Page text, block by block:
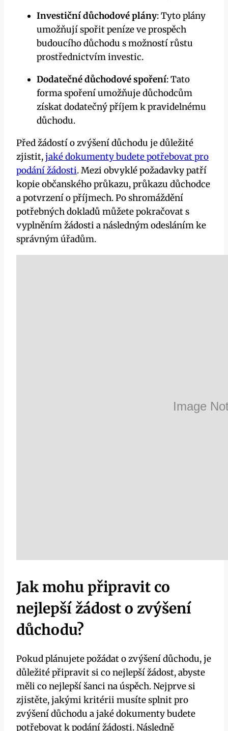
Investiční důchodové plány: Tyto plány
umožňují spořit peníze ve prospěch
budoucího důchodu s možností růstu
prostřednictvím investic.
Dodatečné důchodové spoření: Tato
forma spoření umožňuje důchodcům
získat dodatečný příjem k pravidelnému
důchodu.
Před žádostí o zvýšení důchodu je důležité
zjistit,jaké dokumenty budete potřebovat pro
podání žádosti. Mezi obvyklé požadavky patří
kopie občanského průkazu, průkazu důchodce
a potvrzení o příjmech. Po shromáždění
potřebných dokladů můžete pokračovat s
vyplněním žádosti a následným odesláním ke
správným úřadům.
Jak mohu připravit co
nejlepší žádost o zvýšení
důchodu?
Pokud plánujete požádat o zvýšení důchodu, je
důležité připravit si co nejlepší žádost, abyste
měli co nejlepší šanci na úspěch. Nejprve si
zjistěte, jakými kritérii musíte splnit pro
zvýšení důchodu a jaké dokumenty budete
potřebovat k podání žádosti. Následně